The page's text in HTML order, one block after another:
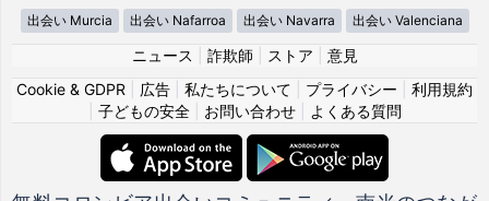
出会い Murcia 出会い Nafarroa 出会い Navarra 出会い Valenciana
ニュース 詐欺師 ストア
意見
Cookie & GDPR
広告 私たちについて プライバシー
利用規約
子どもの安全| お問い合わせ| よくある質問